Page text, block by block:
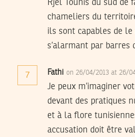
Rjel Tounis du sud de
chameliers du
ils sont capables de
s’alarmant par barres
7 Fathi on 26/04/2013 at 26/
Je peux m’imaginer
devant des pratiques
et à la flore
accusation doit être